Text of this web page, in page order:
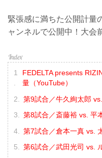
緊張感に満ちた公開計量
ャンネルで公開中！大会
FEDELTA presents
量（YouTube）
第9試合／牛久絢太郎
第8試合／斎藤裕 vs. 平
第7試合／倉本一真 vs.
第6試合／武田光司 vs.